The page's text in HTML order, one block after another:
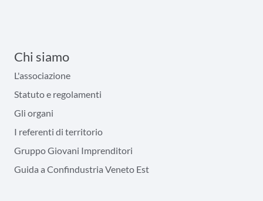
Chi siamo
L'associazione
Statuto e regolamenti
Gli organi
I referenti di territorio
Gruppo Giovani Imprenditori
Guida a Confindustria Veneto Est